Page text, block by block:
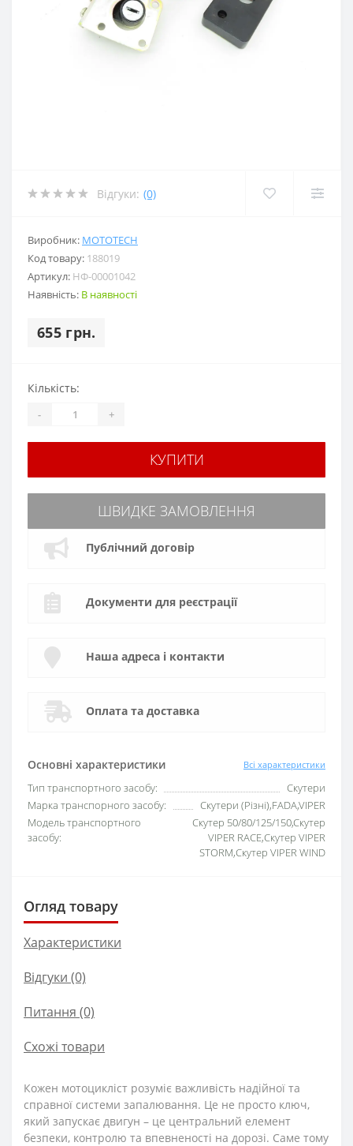
Відгуки: (0)
Виробник: MOTOTECH
Код товару: 188019
Артикул: НФ-00001042
Наявність: В наявності
655 грн.
Основні характеристики Всі характеристики
Тип транспортного засобу:
Скутери
Марка транспорного засобу:
Скутери (Різні),FADA,VIPER
Модель транспортного
засобу:
Скутер 50/80/125/150,Скутер
VIPER RACE,Скутер VIPER
STORM,Скутер VIPER WIND
Кількість:
- +
КУПИТИ
ШВИДКЕ ЗАМОВЛЕННЯ
Публічний договір
Документи для реєстрації
Наша адреса і контакти
Оплата та доставка
Огляд товару
Характеристики
Відгуки (0)
Питання (0)
Схожі товари
Кожен мотоцикліст розуміє важливість надійної та
справної системи запалювання. Це не просто ключ,
який запускає двигун – це центральний елемент
безпеки, контролю та впевненості на дорозі. Саме тому